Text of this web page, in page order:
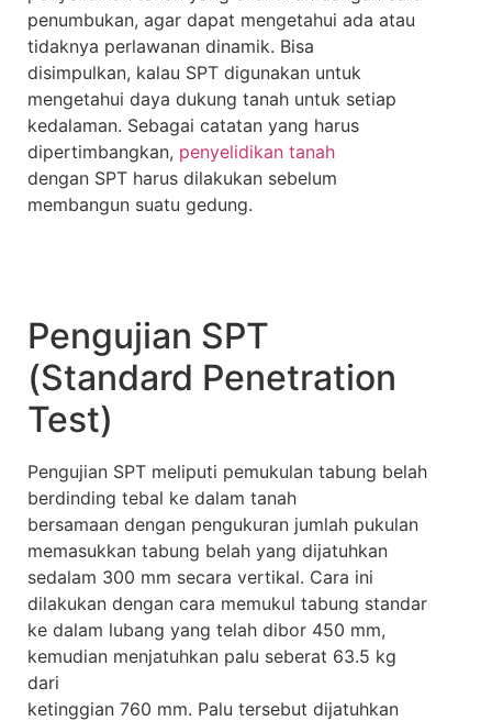
penumbukan, agar dapat mengetahui ada atau
tidaknya perlawanan dinamik. Bisa
disimpulkan, kalau SPT digunakan untuk
mengetahui daya dukung tanah untuk setiap
kedalaman. Sebagai catatan yang harus
dipertimbangkan, penyelidikan tanah
dengan SPT harus dilakukan sebelum
membangun suatu gedung.
Pengujian SPT
(Standard Penetration
Test)
Pengujian SPT meliputi pemukulan tabung belah
berdinding tebal ke dalam tanah
bersamaan dengan pengukuran jumlah pukulan
memasukkan tabung belah yang dijatuhkan
sedalam 300 mm secara vertikal. Cara ini
dilakukan dengan cara memukul tabung standar
ke dalam lubang yang telah dibor 450 mm,
kemudian menjatuhkan palu seberat 63.5 kg
dari
ketinggian 760 mm. Palu tersebut dijatuhkan